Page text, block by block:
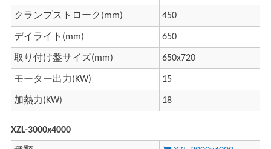
クランプストローク(mm) 450
デイライト(mm) 650
取り付け盤サイズ(mm) 650x720
モーター出力(KW) 15
加熱力(KW) 18
XZL-3000x4000